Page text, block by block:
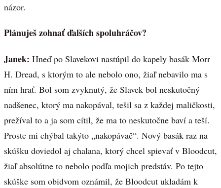
názor.
Plánuješ zohnať ďalších spoluhráčov?
Janek: Hneď po Slavekovi nastúpil do kapely basák Morr
H. Dread, s ktorým to ale nebolo ono, žiaľ nebavilo ma s
ním hrať. Bol som zvyknutý, že Slavek bol neskutočný
nadšenec, ktorý ma nakopával, tešil sa z každej maličkosti,
prežíval to a ja som cítil, že ma to neskutočne baví a teší.
Proste mi chýbal takýto „nakopávač“. Nový basák raz na
skúšku doviedol aj chalana, ktorý chcel spievať v Bloodcut,
žiaľ absolútne to nebolo podľa mojich predstáv. Po tejto
skúške som obidvom oznámil, že Bloodcut ukladám k